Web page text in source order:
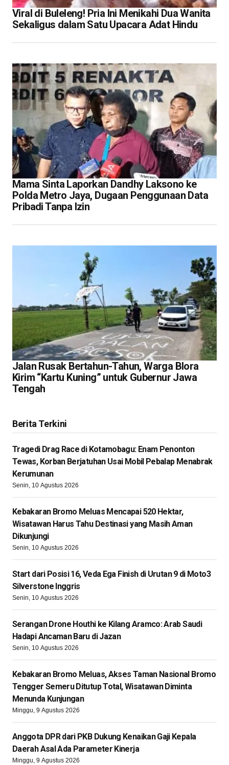
Viral di Buleleng! Pria Ini Menikahi Dua Wanita
Sekaligus dalam Satu Upacara Adat Hindu
Mama Sinta Laporkan Dandhy Laksono ke
Polda Metro Jaya, Dugaan Penggunaan Data
Pribadi Tanpa Izin
Jalan Rusak Bertahun-Tahun, Warga Blora
Kirim “Kartu Kuning” untuk Gubernur Jawa
Tengah
Berita Terkini
Tragedi Drag Race di Kotamobagu: Enam Penonton
Tewas, Korban Berjatuhan Usai Mobil Pebalap Menabrak
Kerumunan
Senin, 10 Agustus 2026
Kebakaran Bromo Meluas Mencapai 520 Hektar,
Wisatawan Harus Tahu Destinasi yang Masih Aman
Dikunjungi
Senin, 10 Agustus 2026
Start dari Posisi 16, Veda Ega Finish di Urutan 9 di Moto3
Silverstone Inggris
Senin, 10 Agustus 2026
Serangan Drone Houthi ke Kilang Aramco: Arab Saudi
Hadapi Ancaman Baru di Jazan
Senin, 10 Agustus 2026
Kebakaran Bromo Meluas, Akses Taman Nasional Bromo
Tengger Semeru Ditutup Total, Wisatawan Diminta
Menunda Kunjungan
Minggu, 9 Agustus 2026
Anggota DPR dari PKB Dukung Kenaikan Gaji Kepala
Daerah Asal Ada Parameter Kinerja
Minggu, 9 Agustus 2026